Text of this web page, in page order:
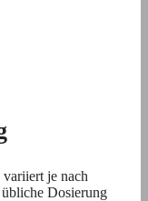
je nach
Dosierung